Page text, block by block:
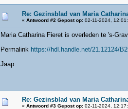
Re: Gezinsblad van Maria
« Antwoord #2 Gepost op:02-11-2024,
Maria Catharina Fieret is overleden te 's-
Permalink https://hdl.handle.net/21.12124/
Jaap
Re: Gezinsblad van Maria
« Antwoord #3 Gepost op:02-11-2024,